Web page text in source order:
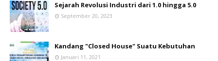
Sejarah Revolusi Industri dari 1.0 hingga 5.0
September 20, 2023
Kandang "Closed House" Suatu Kebutuhan
Januari 11, 2021